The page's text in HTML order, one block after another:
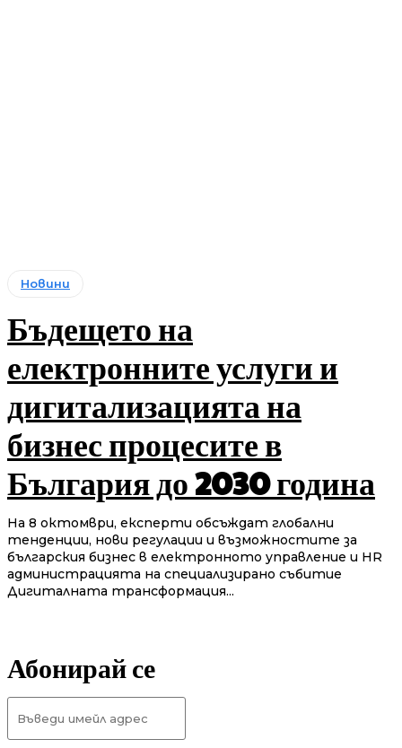
Новини
Бъдещето на
електронните услуги и
дигитализацията на
бизнес процесите в
България до 2030 година
На 8 октомври, експерти обсъждат глобални
тенденции, нови регулации и възможностите за
българския бизнес в електронното управление и HR
администрацията на специализирано събитие
Дигиталната трансформация...
Абонирай се